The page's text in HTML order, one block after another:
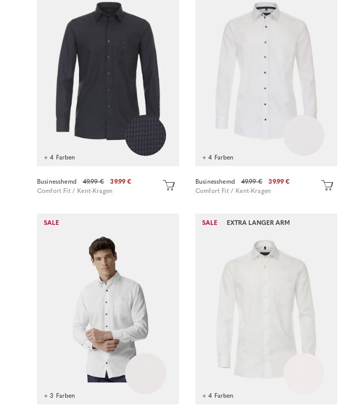
+ 4 Farben
Businesshemd 49.99 €
39.99 €
Comfort Fit / Kent-Kragen
+ 4 Farben
Sofort kaufen
Businesshemd 49.99 €
39.99 €
Comfort Fit / Kent-Kragen
SALE
+ 3 Farben
SALE EXTRA LANGER ARM
+ 4 Farben